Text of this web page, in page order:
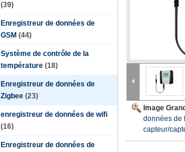
(39)
Enregistreur de données de
GSM (44)
Système de contrôle de la
température (18)
Enregistreur de données de
Zigbee (23)
enregistreur de données de wifi
(16)
Enregistreur de données de
Image
données de
capteur/